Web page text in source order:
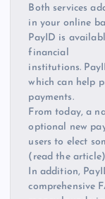
Both services
in your online
PayID is
financial
institutions.
which can help
payments.
From today, a
optional new
users to elect
(read the article)
In addition,
comprehensive